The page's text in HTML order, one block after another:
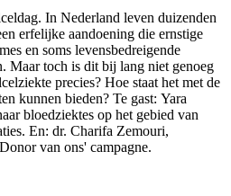
In Nederland leven duizenden
erfelijke aandoening die ernstige
en soms levensbedreigende
Maar toch is dit bij lang niet genoeg
precies? Hoe staat het met de
kunnen bieden? Te gast: Yara
bloedziektes op het gebied van
En: dr. Charifa Zemouri,
van ons' campagne.